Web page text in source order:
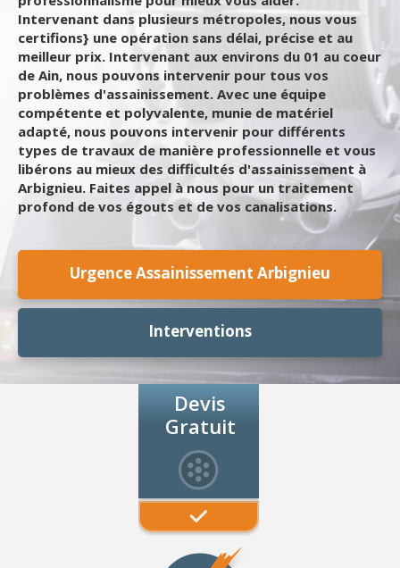
Intervenant dans plusieurs métropoles, nous vous
certifions} une opération sans délai, précise et au
meilleur prix. Intervenant aux environs du 01 au coeur
de Ain, nous pouvons intervenir pour tous vos
problèmes d'assainissement. Avec une équipe
compétente et polyvalente, munie de matériel
adapté, nous pouvons intervenir pour différents
types de travaux de manière professionnelle et vous
libérons au mieux des difficultés d'assainissement à
Arbignieu. Faites appel à nous pour un traitement
profond de vos égouts et de vos canalisations.
Urgence Assainissement Arbignieu
Interventions
Devis
Gratuit